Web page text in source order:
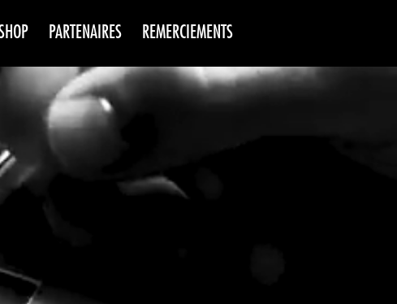
SAISONS
PARTENAIRES REMERCIEMENTS